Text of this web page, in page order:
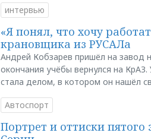
интервью
«Я понял, что хочу
крановщика из РУСАЛа
Андрей Кобзарев пришёл на завод
окончания учёбы вернулся на
стала делом, в котором он нашёл
Автоспорт
Портрет и оттиски